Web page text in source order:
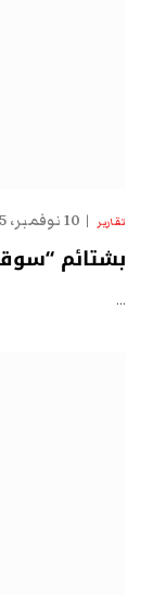
تقارير 10 نوفمبر، 2025
بشتائم
…